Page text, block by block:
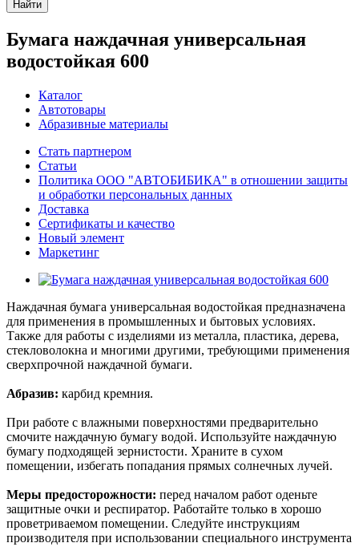
Найти
Бумага наждачная универсальная
водостойкая 600
Каталог
Автотовары
Абразивные материалы
Стать партнером
Статьи
Политика ООО "АВТОБИБИКА" в отношении защиты
и обработки персональных данных
Доставка
Сертификаты и качество
Новый элемент
Маркетинг
Наждачная бумага универсальная водостойкая предназначена
для применения в промышленных и бытовых условиях.
Также для работы с изделиями из металла, пластика, дерева,
стекловолокна и многими другими, требующими применения
сверхпрочной наждачной бумаги.
Абразив: карбид кремния.
При работе с влажными поверхностями предварительно
смочите наждачную бумагу водой. Используйте наждачную
бумагу подходящей зернистости. Храните в сухом
помещении, избегать попадания прямых солнечных лучей.
Меры предосторожности: перед началом работ оденьте
защитные очки и респиратор. Работайте только в хорошо
проветриваемом помещении. Следуйте инструкциям
производителя при использовании специального инструмента